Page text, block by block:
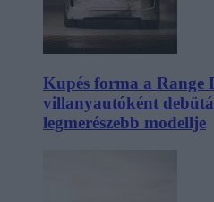
Kupés forma a Range
villanyautóként
legmerészebb modellje